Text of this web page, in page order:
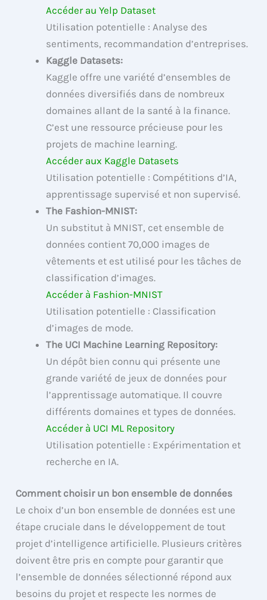
Accéder au Yelp Dataset
Utilisation potentielle : Analyse des
sentiments, recommandation d’entreprises.
Kaggle Datasets:
Kaggle offre une variété d’ensembles de
données diversifiés dans de nombreux
domaines allant de la santé à la finance.
C’est une ressource précieuse pour les
projets de machine learning.
Accéder aux Kaggle Datasets
Utilisation potentielle : Compétitions d’IA,
apprentissage supervisé et non supervisé.
The Fashion-MNIST:
Un substitut à MNIST, cet ensemble de
données contient 70,000 images de
vêtements et est utilisé pour les tâches de
classification d’images.
Accéder à Fashion-MNIST
Utilisation potentielle : Classification
d’images de mode.
The UCI Machine Learning Repository:
Un dépôt bien connu qui présente une
grande variété de jeux de données pour
l’apprentissage automatique. Il couvre
différents domaines et types de données.
Accéder à UCI ML Repository
Utilisation potentielle : Expérimentation et
recherche en IA.
Comment choisir un bon ensemble de données
Le choix d’un bon ensemble de données est une
étape cruciale dans le développement de tout
projet d’intelligence artificielle. Plusieurs critères
doivent être pris en compte pour garantir que
l’ensemble de données sélectionné répond aux
besoins du projet et respecte les normes de